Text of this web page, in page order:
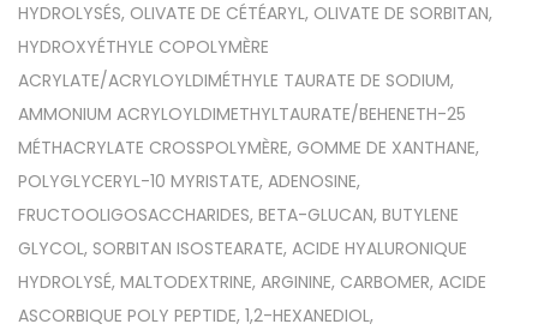
HYDROLYSÉS, OLIVATE DE CÉTÉARYL, OLIVATE DE SORBITAN,
HYDROXYÉTHYLE COPOLYMÈRE
ACRYLATE/ACRYLOYLDIMÉTHYLE TAURATE DE SODIUM,
AMMONIUM ACRYLOYLDIMETHYLTAURATE/BEHENETH-25
MÉTHACRYLATE CROSSPOLYMÈRE, GOMME DE XANTHANE,
POLYGLYCERYL-10 MYRISTATE, ADENOSINE,
FRUCTOOLIGOSACCHARIDES, BETA-GLUCAN, BUTYLENE
GLYCOL, SORBITAN ISOSTEARATE, ACIDE HYALURONIQUE
HYDROLYSÉ, MALTODEXTRINE, ARGININE, CARBOMER, ACIDE
ASCORBIQUE POLY PEPTIDE, 1,2-HEXANEDIOL,